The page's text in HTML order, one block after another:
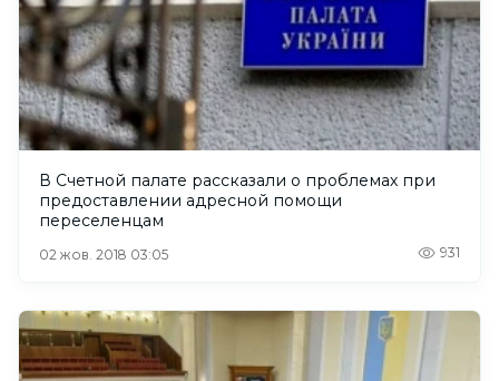
В Счетной палате рассказали о проблемах при
предоставлении адресной помощи
переселенцам
02 жов. 2018 03:05 931